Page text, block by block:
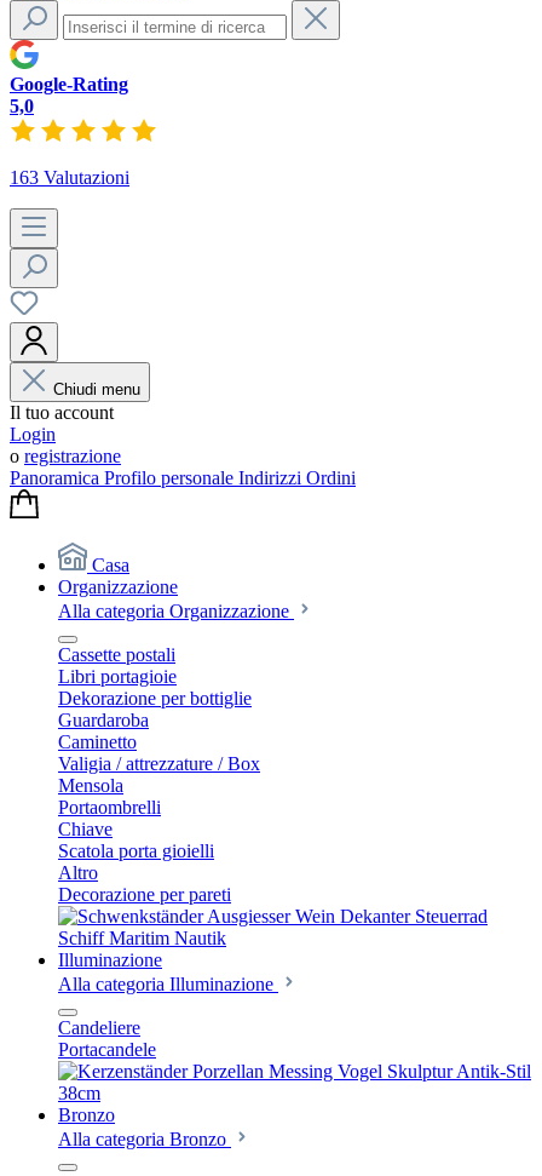
Google-Rating
5,0
163 Valutazioni
Chiudi menu
Il tuo account
Login
o registrazione
Panoramica Profilo personale Indirizzi Ordini
Casa
Organizzazione
Alla categoria Organizzazione
Cassette postali
Libri portagioie
Dekorazione per bottiglie
Guardaroba
Caminetto
Valigia / attrezzature / Box
Mensola
Portaombrelli
Chiave
Scatola porta gioielli
Altro
Decorazione per pareti
Illuminazione
Alla categoria Illuminazione
Candeliere
Portacandele
Bronzo
Alla categoria Bronzo